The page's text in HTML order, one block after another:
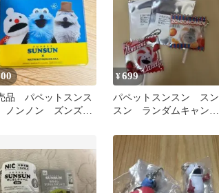
品 パペットスンス
ノンノン ズンズ
¥699
パペットスンスン スン
スン ランダムキャンデ
ト